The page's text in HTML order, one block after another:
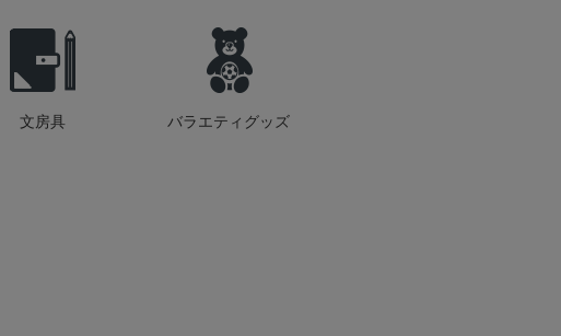
文房具 バラエティグッズ